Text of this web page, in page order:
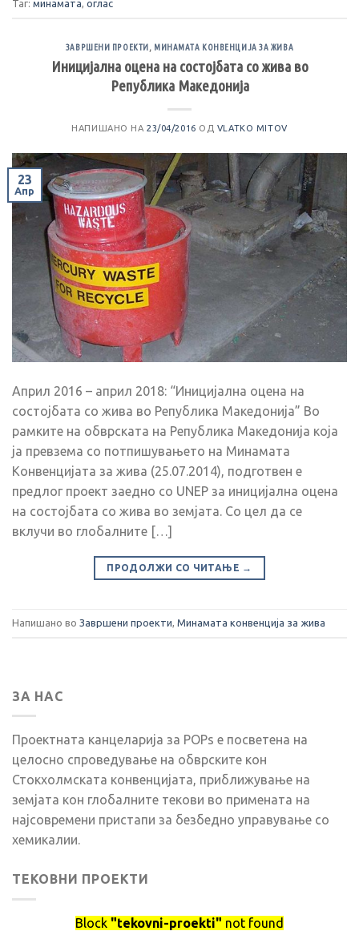
Таг: минамата, оглас
ЗАВРШЕНИ ПРОЕКТИ, МИНАМАТА КОНВЕНЦИЈА ЗА ЖИВА
Иницијална оцена на состојбата со жива во
Република Македонија
НАПИШАНО НА23/04/2016 ОД VLATKO MITOV
23
Апр
Април 2016 – aприл 2018: “Иницијална оцена на
состојбата со жива во Република Македонија” Во
рамките на обврската на Република Македонија која
ја превзема со потпишувањето на Минамата
Конвенцијата за жива (25.07.2014), подготвен е
предлог проект заедно со UNEP за иницијална оцена
на состојбата со жива во земјата. Со цел да се
вклучи во глобалните […]
ПРОДОЛЖИ СО ЧИТАЊЕ →
Напишано во Завршени проекти, Минамата конвенција за жива
ЗА НАС
Проектната канцеларија за POPs е посветена на
целосно спроведување на обврските кон
Стокхолмската конвенцијата, приближување на
земјата кон глобалните текови во примената на
најсовремени пристапи за безбедно управување со
хемикалии.
ТЕКОВНИ ПРОЕКТИ
Block "tekovni-proekti" not found